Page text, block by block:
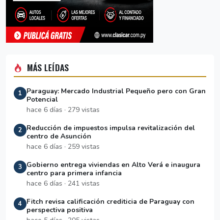
MÁS LEÍDAS
1
Paraguay: Mercado Industrial Pequeño pero con Gran
Potencial
hace 6 días · 279 vistas
2
Reducción de impuestos impulsa revitalización del
centro de Asunción
hace 6 días · 259 vistas
3
Gobierno entrega viviendas en Alto Verá e inaugura
centro para primera infancia
hace 6 días · 241 vistas
4
Fitch revisa calificación crediticia de Paraguay con
perspectiva positiva